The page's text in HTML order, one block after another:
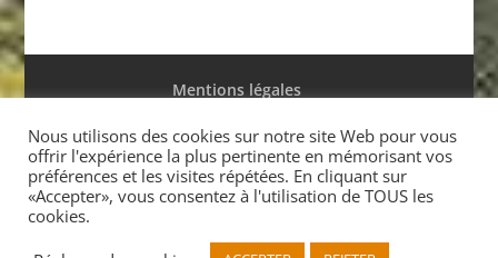
Mentions légales
Conditions générales de ventes
Réalisé par Marc Saffar© l’Antilope 2015 Tél. +33
Nous utilisons des cookies sur notre site Web pour vous
offrir l'expérience la plus pertinente en mémorisant vos
préférences et les visites répétées. En cliquant sur
«Accepter», vous consentez à l'utilisation de TOUS les
cookies.